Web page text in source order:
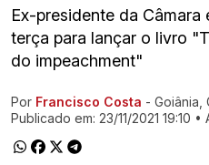
Ex-presidente da Câmara
terça para lançar o livro
do impeachment"
Ir direto pra matéria
Por Francisco Costa - Goiânia,
Publicado em: 23/11/2021 19:10 •